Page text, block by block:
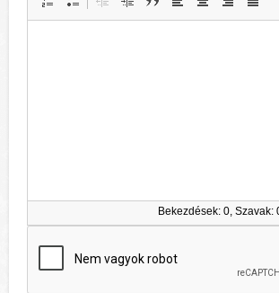
Bekezdések: 0, Szavak: